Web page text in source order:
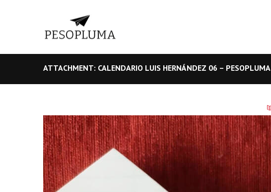
ATTACHMENT: CALENDARIO LUIS HERNÁNDEZ 06 – PESOPLUMA